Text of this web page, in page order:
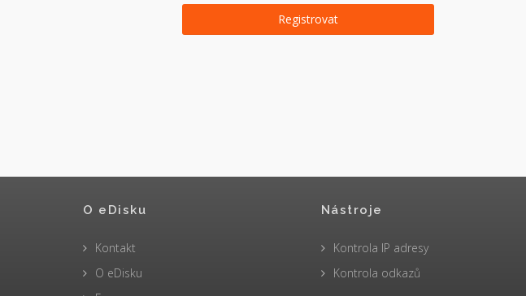
O eDisku
Kontakt
O eDisku
Nástroje
Kontrola IP adresy
Kontrola odkazů